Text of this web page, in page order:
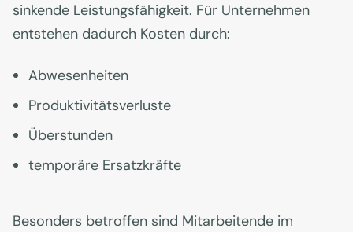
sinkende Leistungsfähigkeit. Für Unternehmen
entstehen dadurch Kosten durch:
Abwesenheiten
Produktivitätsverluste
Überstunden
temporäre Ersatzkräfte
Besonders betroffen sind Mitarbeitende im